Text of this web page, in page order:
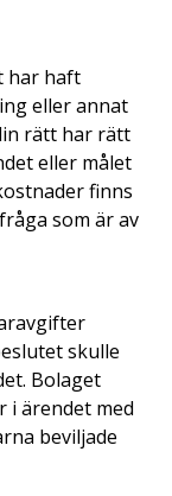
har haft
eller annat
rätt har rätt
eller målet
finns
som är av
skulle
Bolaget
i ärendet med
beviljade